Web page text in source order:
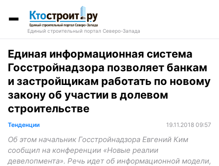
Единый строительный портал Северо-Запада
Единая информационная система
Госстройнадзора позволяет банкам
и застройщикам работать по новому
закону об участии в долевом
строительстве
Тенденции 19.11.2018 09:57
Об этом начальник Госстройнадзора Евгений Ким
сообщил на конференции «Новые реалии
девелопмента». Речь идет об информационной модели,